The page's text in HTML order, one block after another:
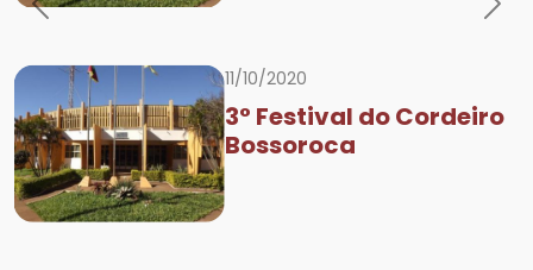
11/10/2020
3° Festival do Cordeiro
Bossoroca
Previous Next